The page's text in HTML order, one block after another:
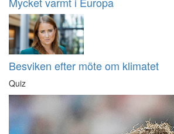
Besviken efter möte om klimatet
Quiz